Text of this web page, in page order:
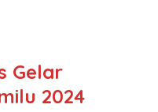
Gelar
2024